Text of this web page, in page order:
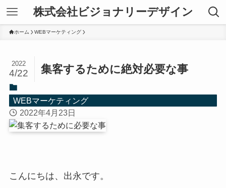
株式会社ビジョナリーデザイン
ホーム WEBマーケティング
集客するために絶対必要な事
2022
4/22
WEBマーケティング
2022年4月23日
こんにちは、出永です。